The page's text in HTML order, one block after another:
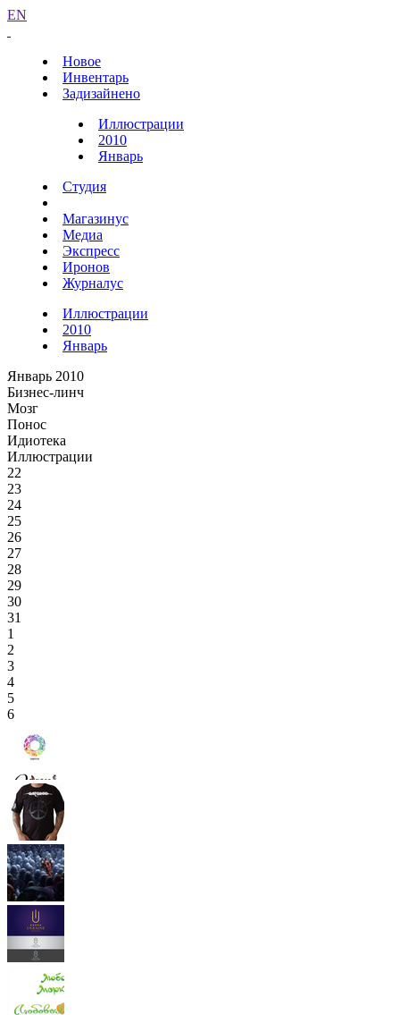
EN
Новое
Инвентарь
Задизайнено
Иллюстрации
2010
Январь
Студия
Магазинус
Медиа
Экспресс
Иронов
Журналус
Иллюстрации
2010
Январь
Январь 2010
Бизнес-линч
Мозг
Понос
Идиотека
Иллюстрации
22
23
24
25
26
27
28
29
30
31
1
2
3
4
5
6